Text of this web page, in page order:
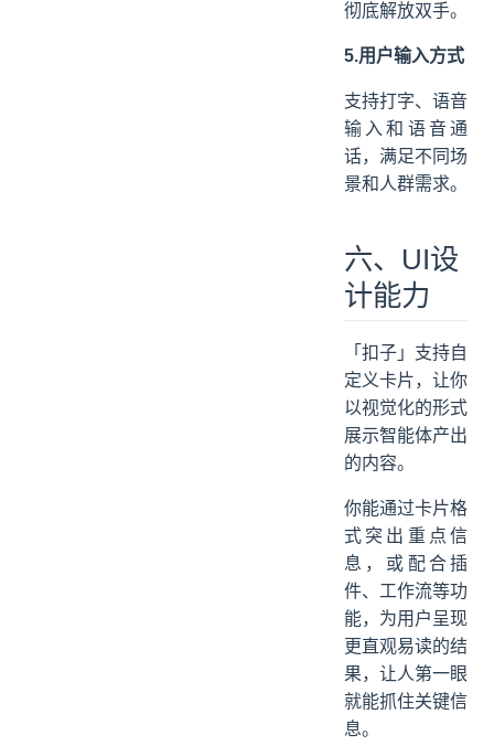
彻底解放双手。
5.用户输入方式
支持打字、语音
输入和语音通
话，满足不同场
景和人群需求。
六、UI设
计能力
「扣子」支持自
定义卡片，让你
以视觉化的形式
展示智能体产出
的内容。
你能通过卡片格
式突出重点信
息，或配合插
件、工作流等功
能，为用户呈现
更直观易读的结
果，让人第一眼
就能抓住关键信
息。